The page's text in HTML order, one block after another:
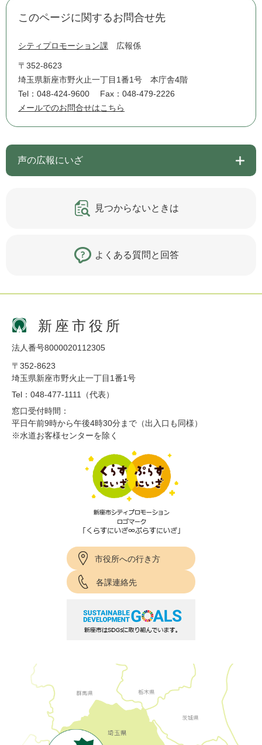
このページに関するお問合せ先
シティプロモーション課 広報係
〒352-8623
埼玉県新座市野火止一丁目1番1号 本庁舎4階
Tel：048-424-9600
Fax：048-479-2226
メールでのお問合せはこちら
声の広報にいざ
見つからないときは
よくある質問と回答
新座市役所
法人番号8000020112305
〒352-8623
埼玉県新座市野火止一丁目1番1号
Tel：048-477-1111（代表）
窓口受付時間：
平日午前9時から午後4時30分まで（出入口も同様）
※水道お客様センターを除く
市役所への行き方
各課連絡先